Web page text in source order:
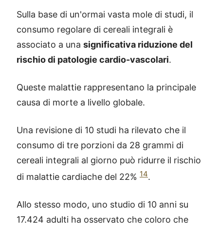
Sulla base di un'ormai vasta mole di studi, il
consumo regolare di cereali integrali è
associato a una significativa riduzione del
rischio di patologie cardio-vascolari.
Queste malattie rappresentano la principale
causa di morte a livello globale.
Una revisione di 10 studi ha rilevato che il
consumo di tre porzioni da 28 grammi di
cereali integrali al giorno può ridurre il rischio
di malattie cardiache del 22% 14.
Allo stesso modo, uno studio di 10 anni su
17.424 adulti ha osservato che coloro che
X115 -